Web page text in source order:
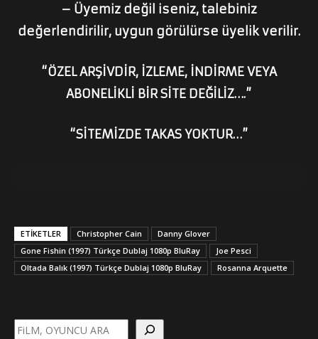
– Üyemiz değil iseniz, talebiniz
değerlendirilir, uygun görülürse üyelik verilir.
“ÖZEL ARŞİVDİR, İZLEME, İNDİRME VEYA
ABONELİKLİ BİR SİTE DEĞİLİZ….”
“SİTEMİZDE TAKAS YOKTUR…”
ETİKETLER Christopher Cain
Danny Glover
Gone Fishin (1997) Türkçe Dublaj 1080p BluRay
Joe Pesci
Oltada Balık (1997) Türkçe Dublaj 1080p BluRay
Rosanna Arquette
Ara